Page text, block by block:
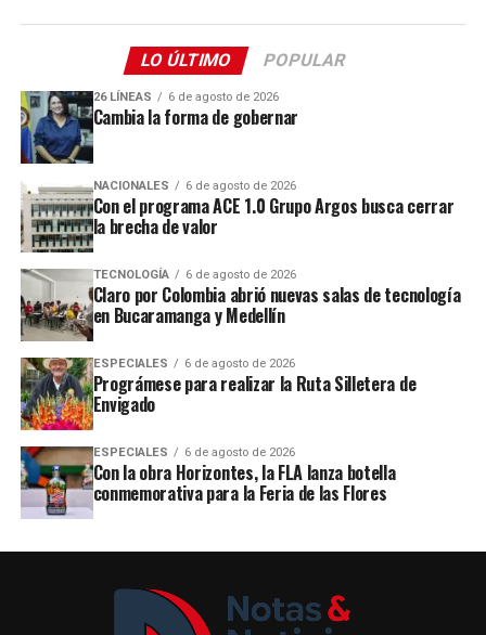
LO ÚLTIMO POPULAR
26 LÍNEAS 6 de agosto de 2026
Cambia la forma de gobernar
NACIONALES 6 de agosto de 2026
Con el programa ACE 1.0 Grupo Argos busca cerrar
la brecha de valor
TECNOLOGÍA 6 de agosto de 2026
Claro por Colombia abrió nuevas salas de tecnología
en Bucaramanga y Medellín
ESPECIALES 6 de agosto de 2026
Prográmese para realizar la Ruta Silletera de
Envigado
ESPECIALES 6 de agosto de 2026
Con la obra Horizontes, la FLA lanza botella
conmemorativa para la Feria de las Flores